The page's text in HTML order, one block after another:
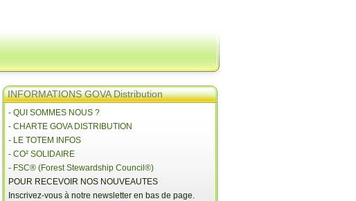
INFORMATIONS GOVA Distribution
- QUI SOMMES NOUS ?
- CHARTE GOVA DISTRIBUTION
- LE TOTEM INFOS
- CO² SOLIDAIRE
- FSC® (Forest Stewardship Council®)
POUR RECEVOIR NOS NOUVEAUTES
Inscrivez-vous à notre newsletter en bas de page.